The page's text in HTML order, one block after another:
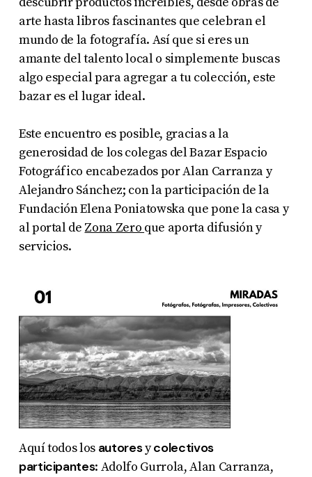
arte hasta libros fascinantes que celebran el
mundo de la fotografía. Así que si eres un
amante del talento local o simplemente buscas
algo especial para agregar a tu colección, este
bazar es el lugar ideal.
Este encuentro es posible, gracias a la
generosidad de los colegas del Bazar Espacio
Fotográfico encabezados por Alan Carranza y
Alejandro Sánchez; con la participación de la
Fundación Elena Poniatowska que pone la casa y
al portal de Zona Zero que aporta difusión y
servicios.
Aquí todos los autoresycolectivos
participantes: Adolfo Gurrola, Alan Carranza,